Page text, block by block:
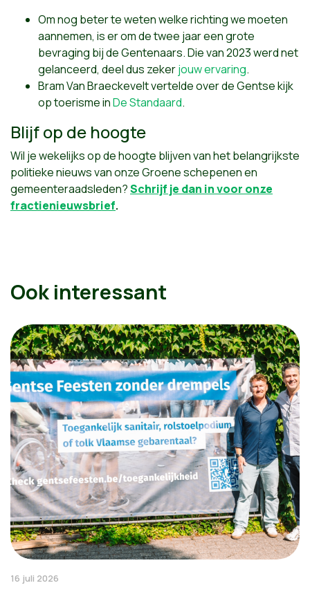
Om nog beter te weten welke richting we moeten
aannemen, is er om de twee jaar een grote
bevraging bij de Gentenaars. Die van 2023 werd net
gelanceerd, deel dus zekerjouw ervaring.
Bram Van Braeckevelt vertelde over de Gentse kijk
op toerisme inDe Standaard.
Blijf op de hoogte
Wil je wekelijks op de hoogte blijven van het belangrijkste
politieke nieuws van onze Groene schepenen en
gemeenteraadsleden?Schrijf je dan in voor onze
fractienieuwsbrief.
Ook interessant
16 juli 2026